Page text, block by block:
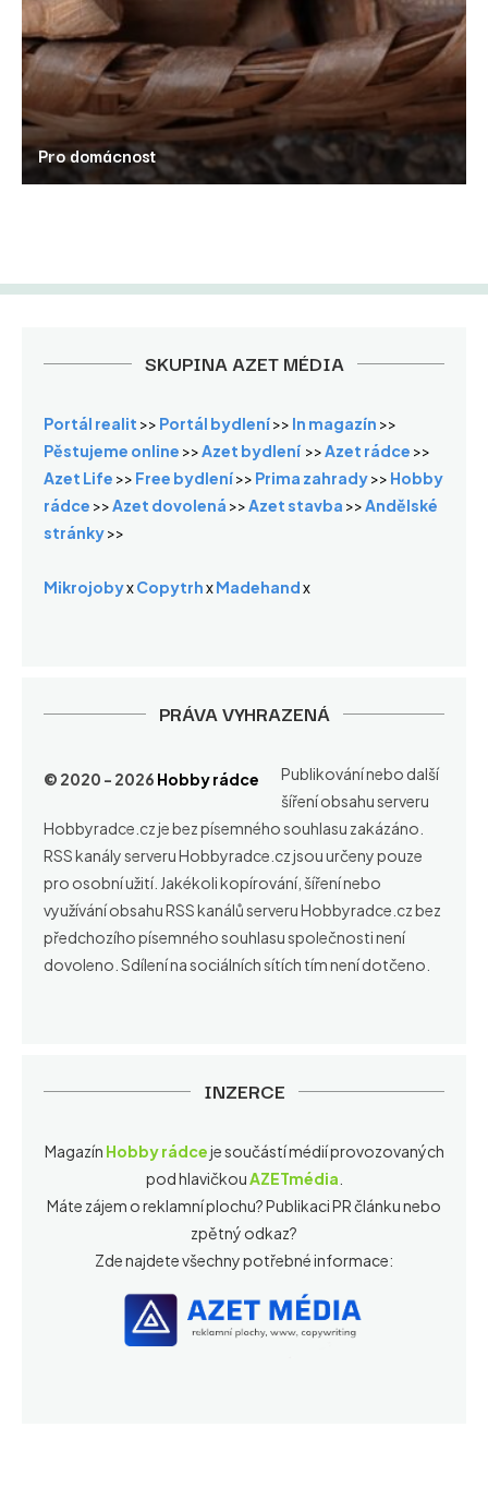
Pro domácnost
SKUPINA AZET MÉDIA
Portál realit >> Portál bydlení>> In magazín >>
Pěstujeme online >>Azet bydlení >>Azet rádce >>
Azet Life >> Free bydlení>> Prima zahrady>> Hobby
rádce >>Azet dovolená >>Azet stavba >>Andělské
stránky>>
MikrojobyxCopytrhxMadehandx
INZERCE
Magazín Hobby rádceje součástí médií provozovaných
pod hlavičkouAZETmédia
Máte zájem o reklamní plochu? Publikaci PR článku nebo
zpětný odkaz?
Zde najdete všechny potřebné informace:
PRÁVA VYHRAZENÁ
© 2020 - 2026 Hobby rádce
Publikování nebo další
šíření obsahu serveru
Hobbyradce.cz je bez písemného souhlasu zakázáno.
RSS kanály serveru Hobbyradce.cz jsou určeny pouze
pro osobní užití. Jakékoli kopírování, šíření nebo
využívání obsahu RSS kanálů serveru Hobbyradce.cz bez
předchozího písemného souhlasu společnosti není
dovoleno. Sdílení na sociálních sítích tím není dotčeno.